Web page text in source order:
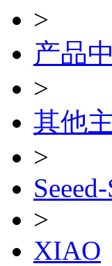
>
产品
>
其他
>
>
XIAO